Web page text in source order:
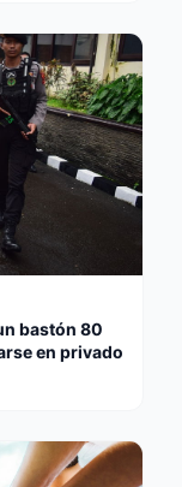
bastón 80
en privado